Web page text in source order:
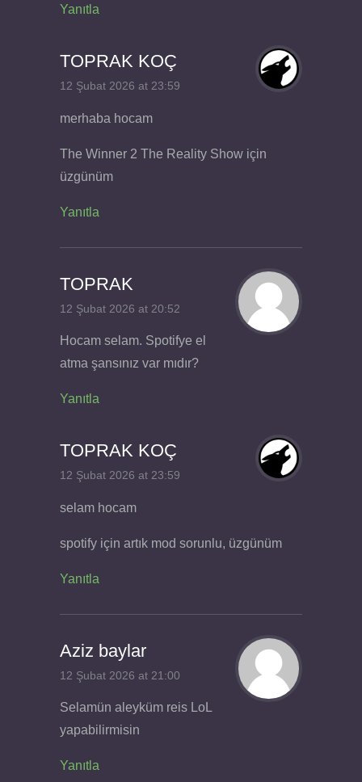
Yanıtla
TOPRAK KOÇ
12 Şubat 2026 at 23:59
merhaba hocam
The Winner 2 The Reality Show için
üzgünüm
Yanıtla
TOPRAK
12 Şubat 2026 at 20:52
Hocam selam. Spotifye el
atma şansınız var mıdır?
Yanıtla
TOPRAK KOÇ
12 Şubat 2026 at 23:59
selam hocam
spotify için artık mod sorunlu, üzgünüm
Yanıtla
Aziz baylar
12 Şubat 2026 at 21:00
Selamün aleyküm reis LoL
yapabilirmisin
Yanıtla